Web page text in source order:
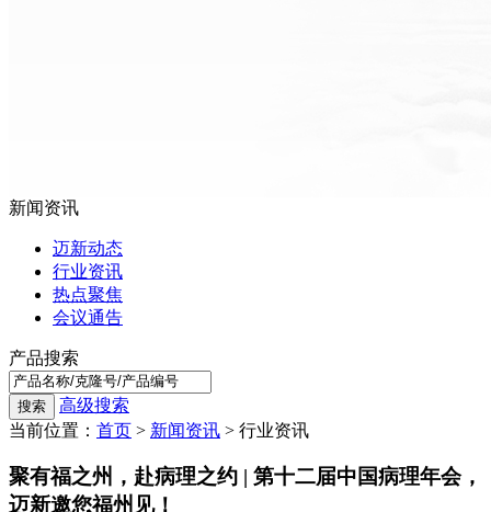
新闻资讯
迈新动态
行业资讯
热点聚焦
会议通告
产品搜索
高级搜索
当前位置： 首页 > 新闻资讯 > 行业资讯
聚有福之州，赴病理之约 | 第十二届中国病理年会，
迈新邀您福州见！